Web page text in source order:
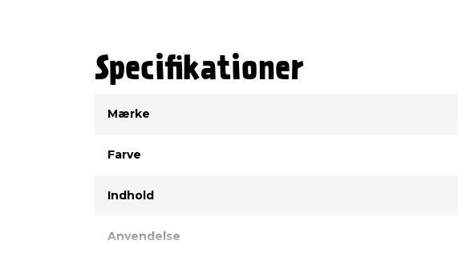
Specifikationer
Mærke
Farve
Indhold
Anvendelse